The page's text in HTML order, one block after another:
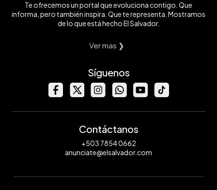
Te ofrecemos un portal que evoluciona contigo. Que
informa, pero también inspira. Que te representa. Mostramos
de lo que está hecho El Salvador.
Ver mas ❯
Síguenos
Contáctanos
+503 7854 0662
anunciate@elsalvador.com